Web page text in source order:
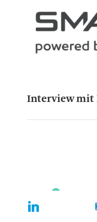
Interview mit